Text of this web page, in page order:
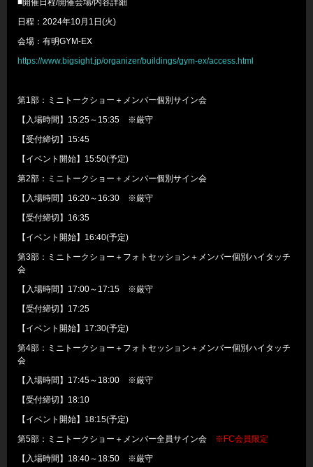
日程：2024年10月1日(火)
会場：有明GYM-EX
https://www.bigsight.jp/organizer/buildings/gym-ex/access.html
第1部：ミニトークショー＋メンバー個別サイン会
【入場時間】15:25～15:35 ※厳守
【受付締切】15:45
【イベント開始】15:50(予定)
第2部：ミニトークショー＋メンバー個別サイン会
【入場時間】16:20～16:30 ※厳守
【受付締切】16:35
【イベント開始】16:40(予定)
第3部：ミニトークショー＋フォトセッション＋メンバー個別ハイタッチ
会
【入場時間】17:00～17:15 ※厳守
【受付締切】17:25
【イベント開始】17:30(予定)
第4部：ミニトークショー＋フォトセッション＋メンバー個別ハイタッチ
会
【入場時間】17:45～18:00 ※厳守
【受付締切】18:10
【イベント開始】18:15(予定)
第5部：ミニトークショー＋メンバー全員サイン会 ※FC会員限定
【入場時間】18:40～18:50 ※厳守